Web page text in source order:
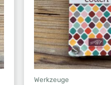
Werkzeuge